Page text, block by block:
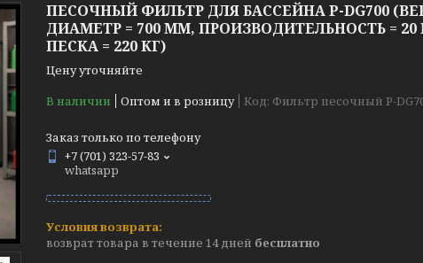
ПЕСОЧНЫЙ ФИЛЬТР ДЛЯ БАССЕЙНА P-DG700
ДИАМЕТР = 700 ММ, ПРОИЗВОДИТЕЛЬНОСТЬ = 20
ПЕСКА = 220 КГ)
Цену уточняйте
В наличии
Оптом и в розницу Код: Фильтр песочный P-
Заказ только по телефону
+7 (701) 323-57-83
whatsapp
возврат товара в течение 14 дней бесплатно